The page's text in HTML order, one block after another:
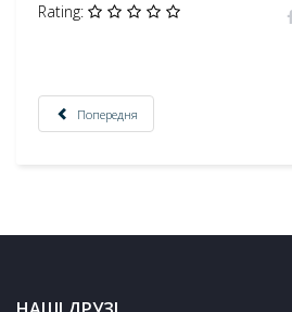
Rating:
Попередня